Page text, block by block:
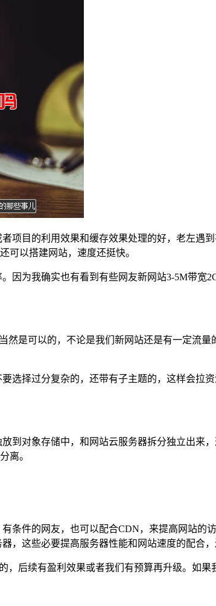
项目的利用效果和缓存效果处理的好，老左遇
可以搭建网站，速度还挺快。
因为我确实也有看到有些网友新网站3-5M带宽
然是可以的，不论是我们新网站还是有一定流
选择过分复杂的，还带有子主题的，这样会拉
到对象存储中，和网站云服务器拆分独立出来
离。
条件的网友，也可以配合CDN，来提高网站的
，这些必要提高服务器性能和网站速度的配合，
，后续有盈利效果或者我们有预算再升级。如